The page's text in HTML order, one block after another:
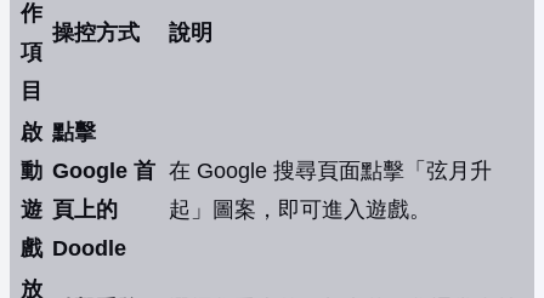
作
項
目
操控方式 說明
啟
動
遊
戲
點擊
Google 首
頁上的
Doodle
在 Google 搜尋頁面點擊「弦月升
起」圖案，即可進入遊戲。
放